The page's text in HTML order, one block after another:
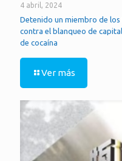
4 abril, 2024
Detenido un miembro de los
contra el blanqueo de
de cocaína
Ver más